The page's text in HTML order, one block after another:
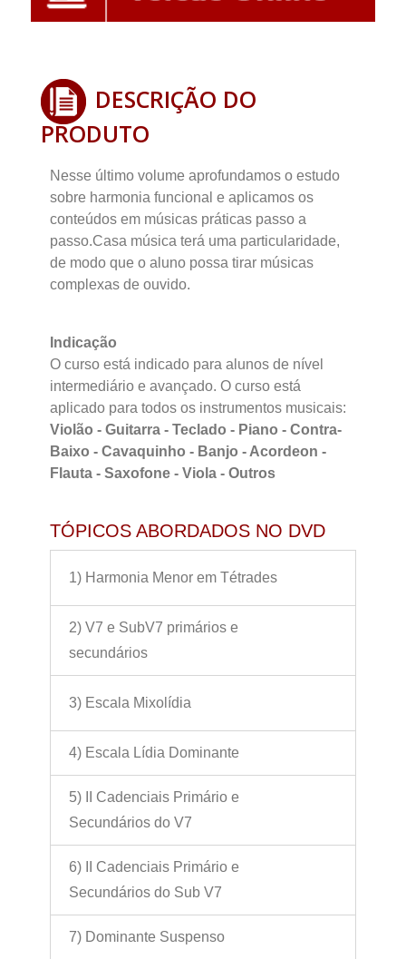
DESCRIÇÃO DO
PRODUTO
Nesse último volume aprofundamos o estudo
sobre harmonia funcional e aplicamos os
conteúdos em músicas práticas passo a
passo.Casa música terá uma particularidade,
de modo que o aluno possa tirar músicas
complexas de ouvido.
Indicação
O curso está indicado para alunos de nível
intermediário e avançado. O curso está
aplicado para todos os instrumentos musicais:
Violão - Guitarra - Teclado - Piano - Contra-
Baixo - Cavaquinho - Banjo - Acordeon -
Flauta - Saxofone - Viola - Outros
TÓPICOS ABORDADOS NO DVD
1) Harmonia Menor em Tétrades
2) V7 e SubV7 primários e
secundários
3) Escala Mixolídia
4) Escala Lídia Dominante
5) II Cadenciais Primário e
Secundários do V7
6) II Cadenciais Primário e
Secundários do Sub V7
7) Dominante Suspenso